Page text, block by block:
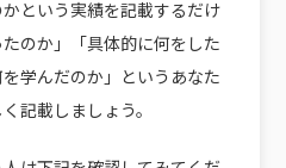
という実績を記載するだけ
のか」「具体的に何をした
学んだのか」というあなた
記載しましょう。